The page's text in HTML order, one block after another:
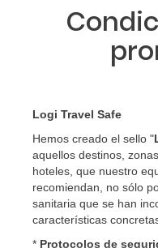
Logi Travel Safe
Hemos creado el sello "
aquellos destinos,
hoteles, que nuestro
recomiendan, no sólo
sanitaria que se han
características
* Protocolos de